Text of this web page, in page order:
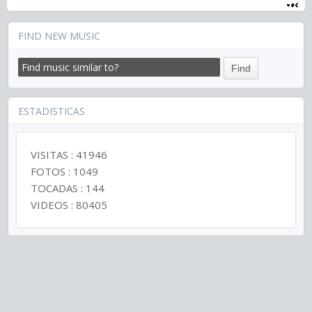
FIND NEW MUSIC
ESTADISTICAS
VISITAS : 41946
FOTOS : 1049
TOCADAS : 144
VIDEOS : 80405